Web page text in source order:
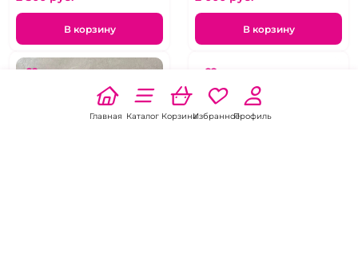
В корзину В корзину
Главная Каталог КорзинаИзбранноеПрофиль